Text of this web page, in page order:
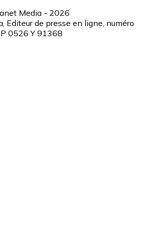
Media - 2026
Editeur de presse en ligne, numéro
0526 Y 91368